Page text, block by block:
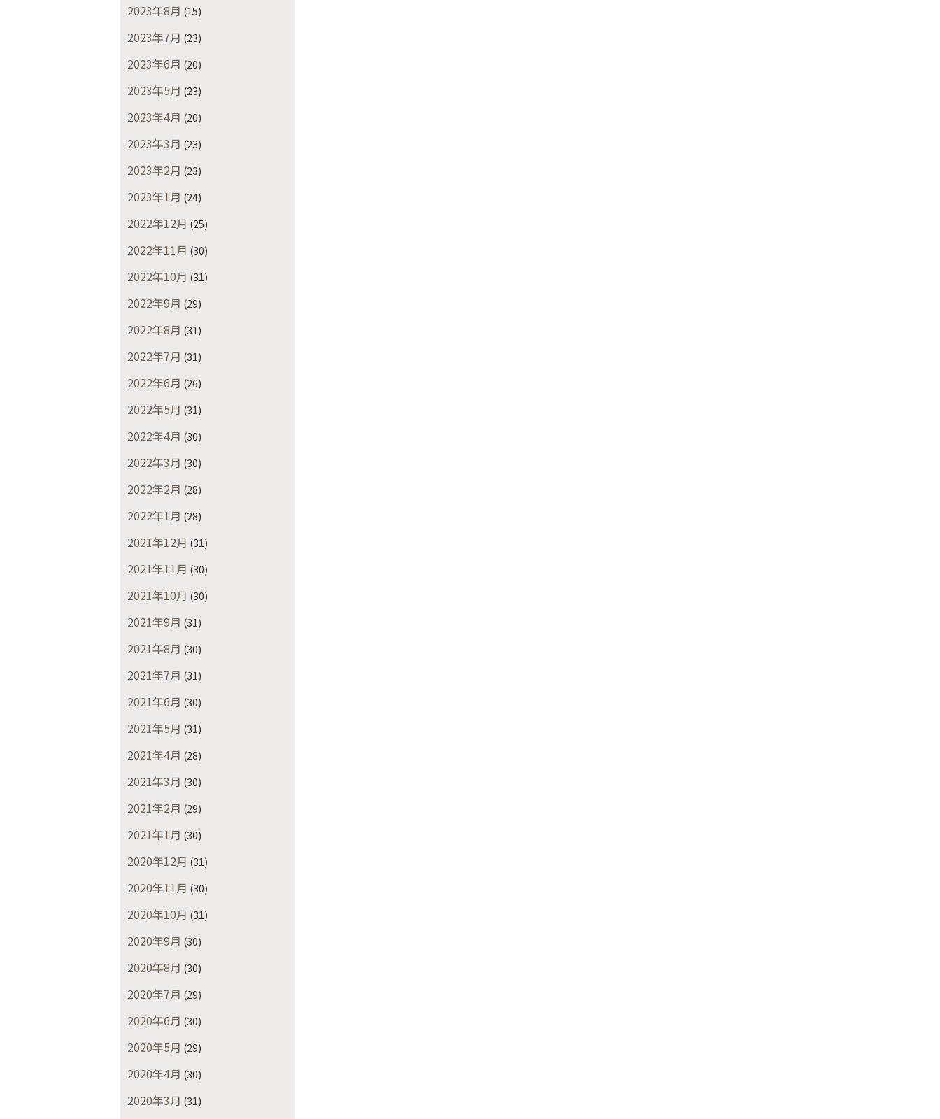
2023年8月 (15)
2023年7月 (23)
2023年6月 (20)
2023年5月 (23)
2023年4月 (20)
2023年3月 (23)
2023年2月 (23)
2023年1月 (24)
2022年12月 (25)
2022年11月 (30)
2022年10月 (31)
2022年9月 (29)
2022年8月 (31)
2022年7月 (31)
2022年6月 (26)
2022年5月 (31)
2022年4月 (30)
2022年3月 (30)
2022年2月 (28)
2022年1月 (28)
2021年12月 (31)
2021年11月 (30)
2021年10月 (30)
2021年9月 (31)
2021年8月 (30)
2021年7月 (31)
2021年6月 (30)
2021年5月 (31)
2021年4月 (28)
2021年3月 (30)
2021年2月 (29)
2021年1月 (30)
2020年12月 (31)
2020年11月 (30)
2020年10月 (31)
2020年9月 (30)
2020年8月 (30)
2020年7月 (29)
2020年6月 (30)
2020年5月 (29)
2020年4月 (30)
2020年3月 (31)